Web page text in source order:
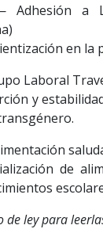
Adhesión a
en la
Laboral
y
de
de ley para